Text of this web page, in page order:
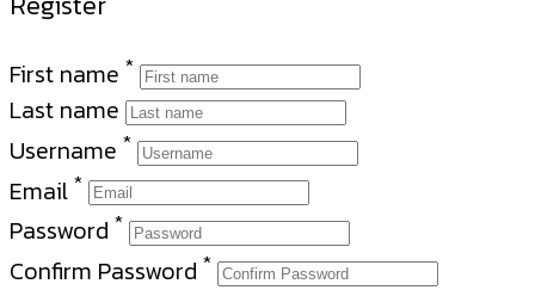
First name *
Last name
Username *
Email *
Password *
Confirm Password *